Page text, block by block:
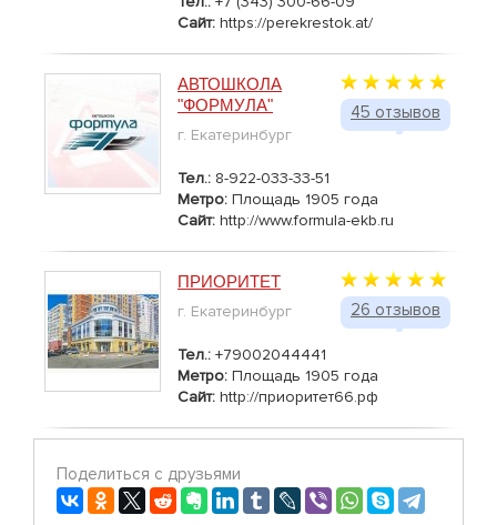
Сайт: https://perekrestok.at/
45 отзывов
АВТОШКОЛА
"ФОРМУЛА"
г. Екатеринбург
Тел.: 8-922-033-33-51
Метро: Площадь 1905 года
Сайт: http://www.formula-ekb.ru
26 отзывов
ПРИОРИТЕТ
г. Екатеринбург
Тел.: +79002044441
Метро: Площадь 1905 года
Сайт: http://приоритет66.рф
Поделиться с друзьями